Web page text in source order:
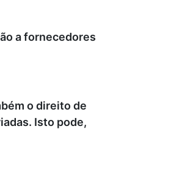
a fornecedores
o direito de
Isto pode,